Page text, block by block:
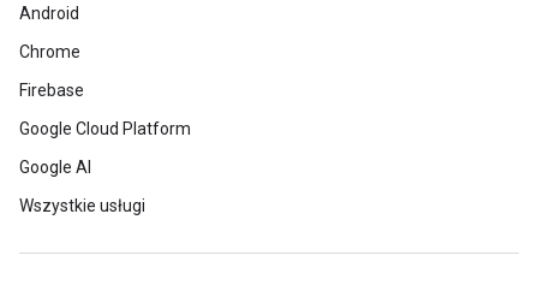
Android
Chrome
Firebase
Google Cloud Platform
Google AI
Wszystkie usługi